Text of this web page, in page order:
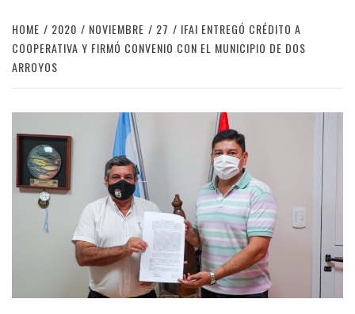
HOME 2020 NOVIEMBRE 27
IFAI ENTREGÓ CRÉDITO A
COOPERATIVA Y FIRMÓ CONVENIO CON EL MUNICIPIO DE DOS
ARROYOS